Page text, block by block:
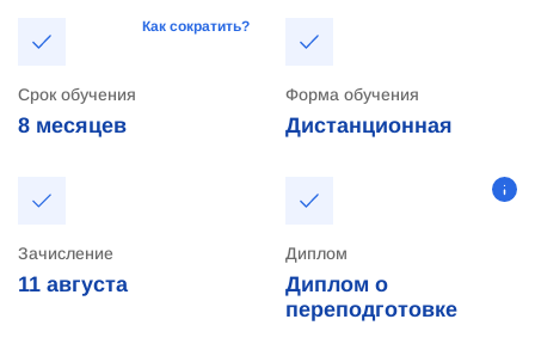
Как сократить?
Срок обучения
8 месяцев
Форма обучения
Дистанционная
Зачисление
11 августа
Диплом
Диплом о
переподготовке